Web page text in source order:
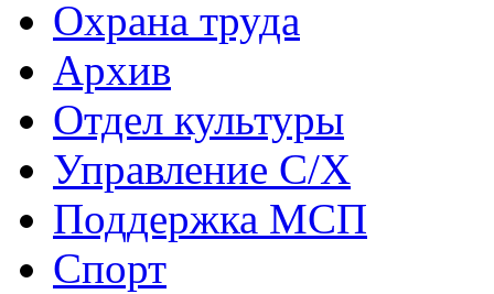
Охрана труда
Архив
Отдел культуры
Управление С/Х
Поддержка МСП
Спорт